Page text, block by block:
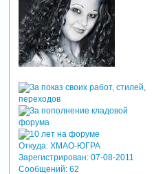
Откуда:ХМАО-ЮГРА
Зарегистрирован: 07-08-2011
Сообщений:62